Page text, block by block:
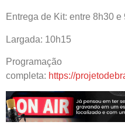
Entrega de Kit: entre 8h30 e
Largada: 10h15
Programação
completa: https://